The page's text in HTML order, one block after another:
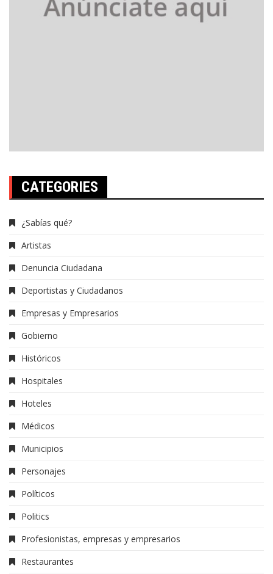
CATEGORIES
¿Sabías qué?
Artistas
Denuncia Ciudadana
Deportistas y Ciudadanos
Empresas y Empresarios
Gobierno
Históricos
Hospitales
Hoteles
Médicos
Municipios
Personajes
Políticos
Politics
Profesionistas, empresas y empresarios
Restaurantes